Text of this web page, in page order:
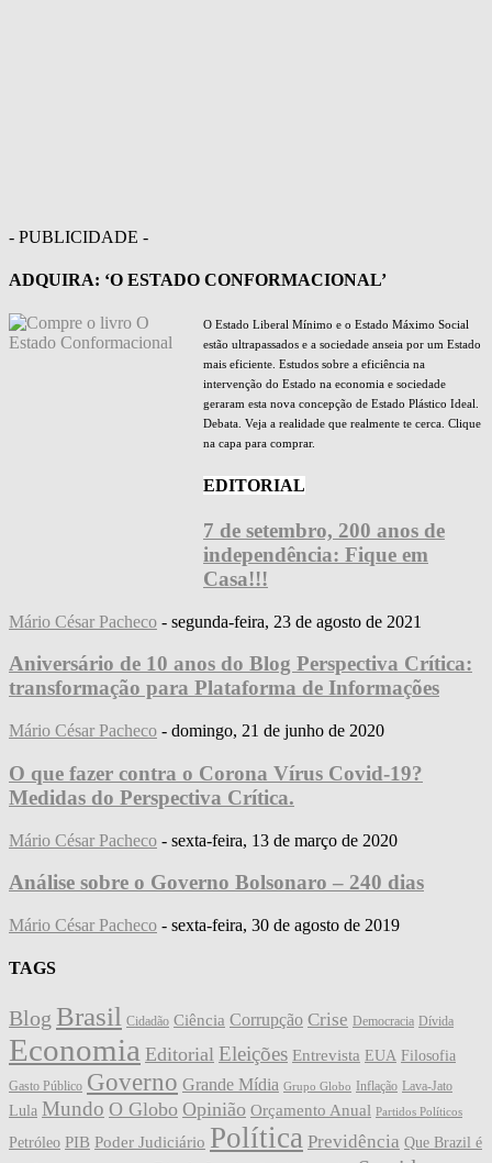
- PUBLICIDADE -
ADQUIRA: ‘O ESTADO CONFORMACIONAL’
O Estado Liberal Mínimo e o Estado Máximo Social
estão ultrapassados e a sociedade anseia por um Estado
mais eficiente. Estudos sobre a eficiência na
intervenção do Estado na economia e sociedade
geraram esta nova concepção de Estado Plástico Ideal.
Debata. Veja a realidade que realmente te cerca. Clique
na capa para comprar.
EDITORIAL
7 de setembro, 200 anos de
independência: Fique em
Casa!!!
Mário César Pacheco - segunda-feira, 23 de agosto de 2021
Aniversário de 10 anos do Blog Perspectiva Crítica:
transformação para Plataforma de Informações
Mário César Pacheco - domingo, 21 de junho de 2020
O que fazer contra o Corona Vírus Covid-19?
Medidas do Perspectiva Crítica.
Mário César Pacheco - sexta-feira, 13 de março de 2020
Análise sobre o Governo Bolsonaro – 240 dias
Mário César Pacheco - sexta-feira, 30 de agosto de 2019
TAGS
Blog Brasil Cidadão Ciência Corrupção Crise Democracia Dívida
Economia Editorial Eleições Entrevista EUA Filosofia
Gasto Público Governo Grande Mídia Grupo Globo Inflação Lava-Jato
Lula Mundo O Globo Opinião Orçamento Anual Partidos Políticos
Petróleo PIB Poder Judiciário Política Previdência Que Brazil é